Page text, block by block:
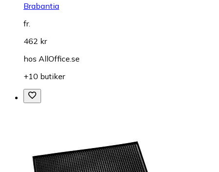
Brabantia
fr.
462 kr
hos AllOffice.se
+10 butiker